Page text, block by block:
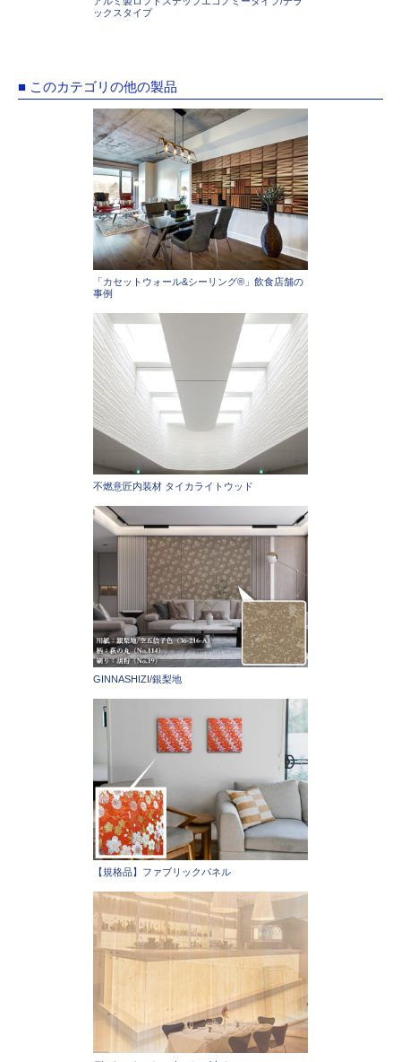
ックスタイプ
■ このカテゴリの他の製品
「カセットウォール&シーリング®」飲食店舗の
事例
不燃意匠内装材 タイカライトウッド
GINNASHIZI/銀梨地
【規格品】ファブリックパネル